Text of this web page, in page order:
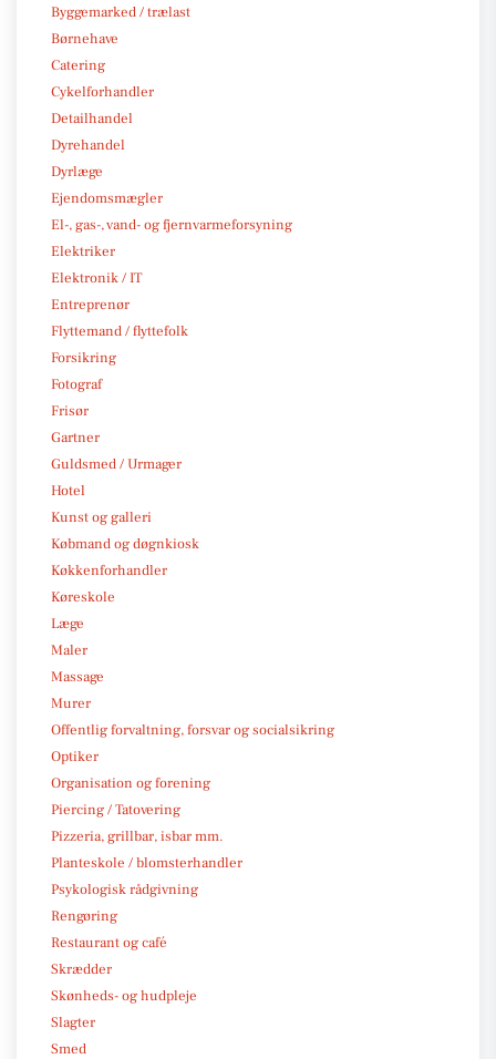
Byggemarked / trælast
Børnehave
Catering
Cykelforhandler
Detailhandel
Dyrehandel
Dyrlæge
Ejendomsmægler
El-, gas-, vand- og fjernvarmeforsyning
Elektriker
Elektronik / IT
Entreprenør
Flyttemand / flyttefolk
Forsikring
Fotograf
Frisør
Gartner
Guldsmed / Urmager
Hotel
Kunst og galleri
Købmand og døgnkiosk
Køkkenforhandler
Køreskole
Læge
Maler
Massage
Murer
Offentlig forvaltning, forsvar og socialsikring
Optiker
Organisation og forening
Piercing / Tatovering
Pizzeria, grillbar, isbar mm.
Planteskole / blomsterhandler
Psykologisk rådgivning
Rengøring
Restaurant og café
Skrædder
Skønheds- og hudpleje
Slagter
Smed